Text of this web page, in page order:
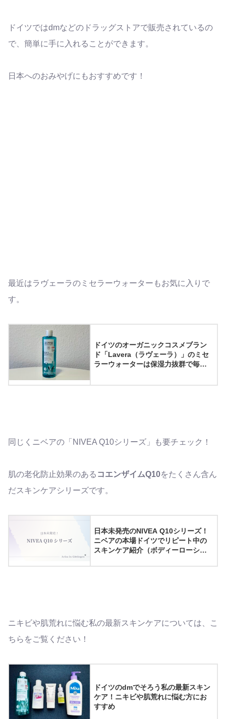
ドイツではdmなどのドラッグストアで販売されているの
で、簡単に手に入れることができます。
日本へのおみやげにもおすすめです！
最近はラヴェーラのミセラーウォーターもお気に入りで
す。
ドイツのオーガニックコスメブラン
ド「Lavera（ラヴェーラ）」のミセ
ラーウォーターは保湿力抜群で毎日
同じくニベアの「NIVEA Q10シリーズ」も要チェック！
肌の老化防止効果のある コエンザイムQ10をたくさん含ん
だスキンケアシリーズです。
日本未発売のNIVEA Q10シリーズ！
ニベアの本場ドイツでリピート中の
スキンケア紹介（ボディーローショ
ニキビや肌荒れに悩む私の最新スキンケアについては、こ
ちらをご覧ください！
ドイツのdmでそろう私の最新スキン
ケア！ニキビや肌荒れに悩む方にお
すすめ